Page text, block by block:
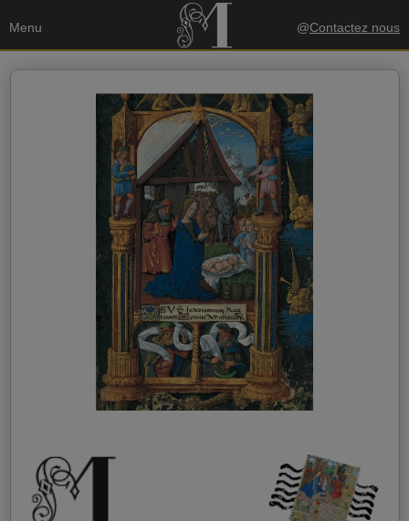
Menu @Contactez nous
Vos données
Envoyer une copie à mon email
J'accepte la
politique de confidentialité
Données du destinataire
Quand souhaitez-vous qu'il le reçoive ?